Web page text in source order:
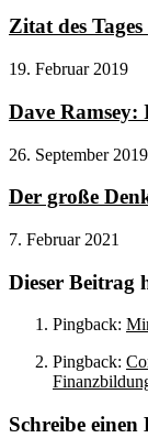
Zitat des
19. Februar 2019
Dave Ramsey:
26. September 2019
Der große
7. Februar 2021
Dieser Beitrag
Pingback:
Pingback:
Schreibe